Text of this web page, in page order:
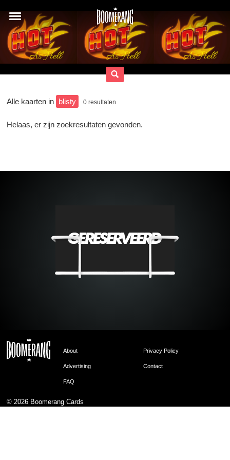
Alle kaarten in blisty 0 resultaten
Helaas, er zijn zoekresultaten gevonden.
About Privacy Policy
Advertising Contact
FAQ
© 2026 Boomerang Cards